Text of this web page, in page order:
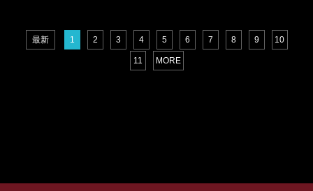
最新 1 2 3 4 5 6 7 8 9 10
11 MORE